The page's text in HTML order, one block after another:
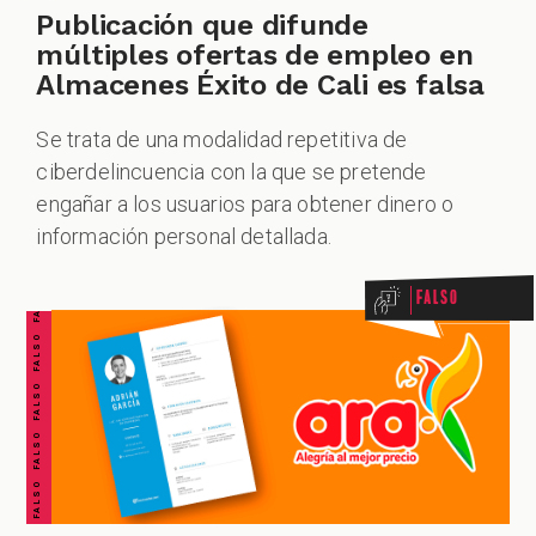
Publicación que difunde
múltiples ofertas de empleo en
Almacenes Éxito de Cali es falsa
Se trata de una modalidad repetitiva de
ciberdelincuencia con la que se pretende
engañar a los usuarios para obtener dinero o
información personal detallada.
FALSO FALSO FALSO FALSO FALSO FALSO FALSO Falso